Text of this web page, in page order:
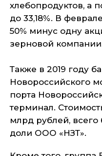
хлебопродуктов, а
до 33,18%. В
50% минус одну
зерновой
Также в 2019 году
Новороссийского
порта
терминал.
млрд рублей,
доли ООО «НЗТ».